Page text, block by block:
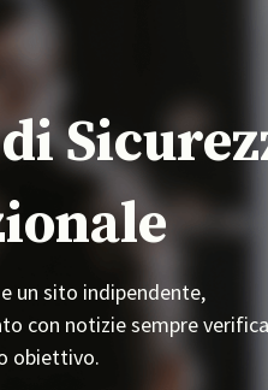
un sito indipendente,
con notizie sempre
obiettivo.